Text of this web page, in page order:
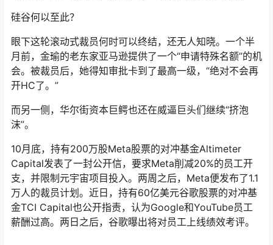
硅谷何以至此？
眼下这轮滚动式裁员何时可以终结，还无人知晓。一个半
月前，金瑜的老东家亚马逊提供了一个“申请特殊名额”的机
会。被裁员后，她得知审批卡到了最高一级，“绝对不会再
开HC了。”
而另一侧，华尔街资本巨鳄也还在威逼巨头们继续“挤泡
沫”。
10月底，持有200万股Meta股票的对冲基金Altimeter
Capital发表了一封公开信，要求Meta削减20%的员工开
支，并限制元宇宙项目投入。两周之后，Meta便发布了1.1
万人的裁员计划。近日，持有60亿美元谷歌股票的对冲基
金TCI Capital也公开指责，认为Google和YouTube员工
薪酬过高。两日之后，谷歌曝出将对员工上线绩效考评。